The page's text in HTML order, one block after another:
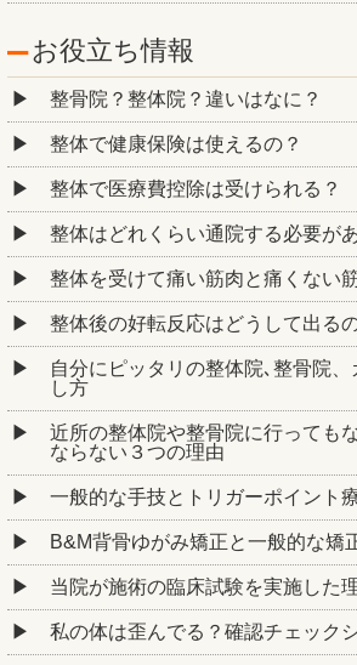
お役立ち情報
整骨院？整体院？違いはなに？
整体で健康保険は使えるの？
整体で医療費控除は受けられる？
整体はどれくらい通院する必要が
整体を受けて痛い筋肉と痛くない
整体後の好転反応はどうして出る
自分にピッタリの整体院､整骨院
し方
近所の整体院や整骨院に行っても
ならない３つの理由
一般的な手技とトリガーポイント
B&M背骨ゆがみ矯正と一般的な矯
当院が施術の臨床試験を実施した
私の体は歪んでる？確認チェック